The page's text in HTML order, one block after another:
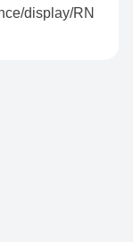
display/RN